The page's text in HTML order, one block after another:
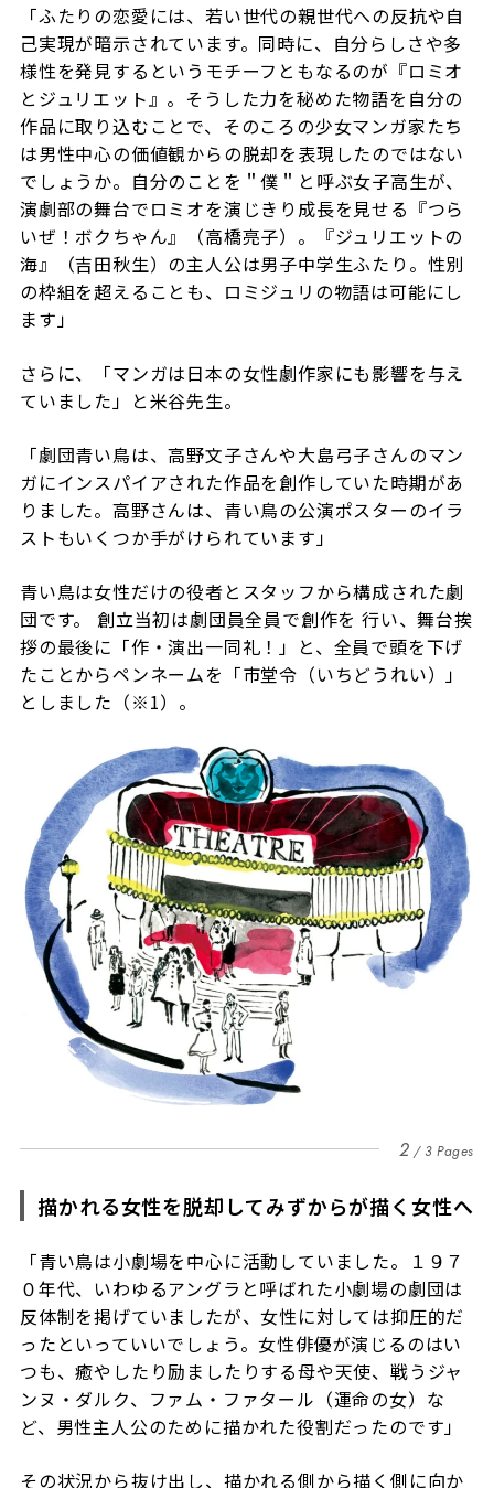
「ふたりの恋愛には、若い世代の親世代への反抗や自
己実現が暗示されています。同時に、自分らしさや多
様性を発見するというモチーフともなるのが『ロミオ
とジュリエット』。そうした力を秘めた物語を自分の
作品に取り込むことで、そのころの少女マンガ家たち
は男性中心の価値観からの脱却を表現したのではない
でしょうか。自分のことを＂僕＂と呼ぶ女子高生が、
演劇部の舞台でロミオを演じきり成長を見せる『つら
いぜ！ボクちゃん』（高橋亮子）。『ジュリエットの
海』（吉田秋生）の主人公は男子中学生ふたり。性別
の枠組を超えることも、ロミジュリの物語は可能にし
ます」
さらに、「マンガは日本の女性劇作家にも影響を与え
ていました」と米谷先生。
「劇団青い鳥は、高野文子さんや大島弓子さんのマン
ガにインスパイアされた作品を創作していた時期があ
りました。高野さんは、青い鳥の公演ポスターのイラ
ストもいくつか手がけられています」
青い鳥は女性だけの役者とスタッフから構成された劇
団です。 創立当初は劇団員全員で創作を 行い、舞台挨
拶の最後に「作・演出一同礼！」と、全員で頭を下げ
たことからペンネームを「市堂令（いちどうれい）」
としました（※1）。
2 3 Pages
描かれる女性を脱却してみずからが描く女性へ
「青い鳥は小劇場を中心に活動していました。１９７
０年代、いわゆるアングラと呼ばれた小劇場の劇団は
反体制を掲げていましたが、女性に対しては抑圧的だ
ったといっていいでしょう。女性俳優が演じるのはい
つも、癒やしたり励ましたりする母や天使、戦うジャ
ンヌ・ダルク、ファム・ファタール（運命の女）な
ど、男性主人公のために描かれた役割だったのです」
その状況から抜け出し、描かれる側から描く側に向か